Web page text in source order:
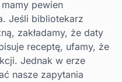
pewien
Jeśli bibliotekarz
zakładamy, że daty
receptę, ufamy, że
Jednak w erze
nasze zapytania